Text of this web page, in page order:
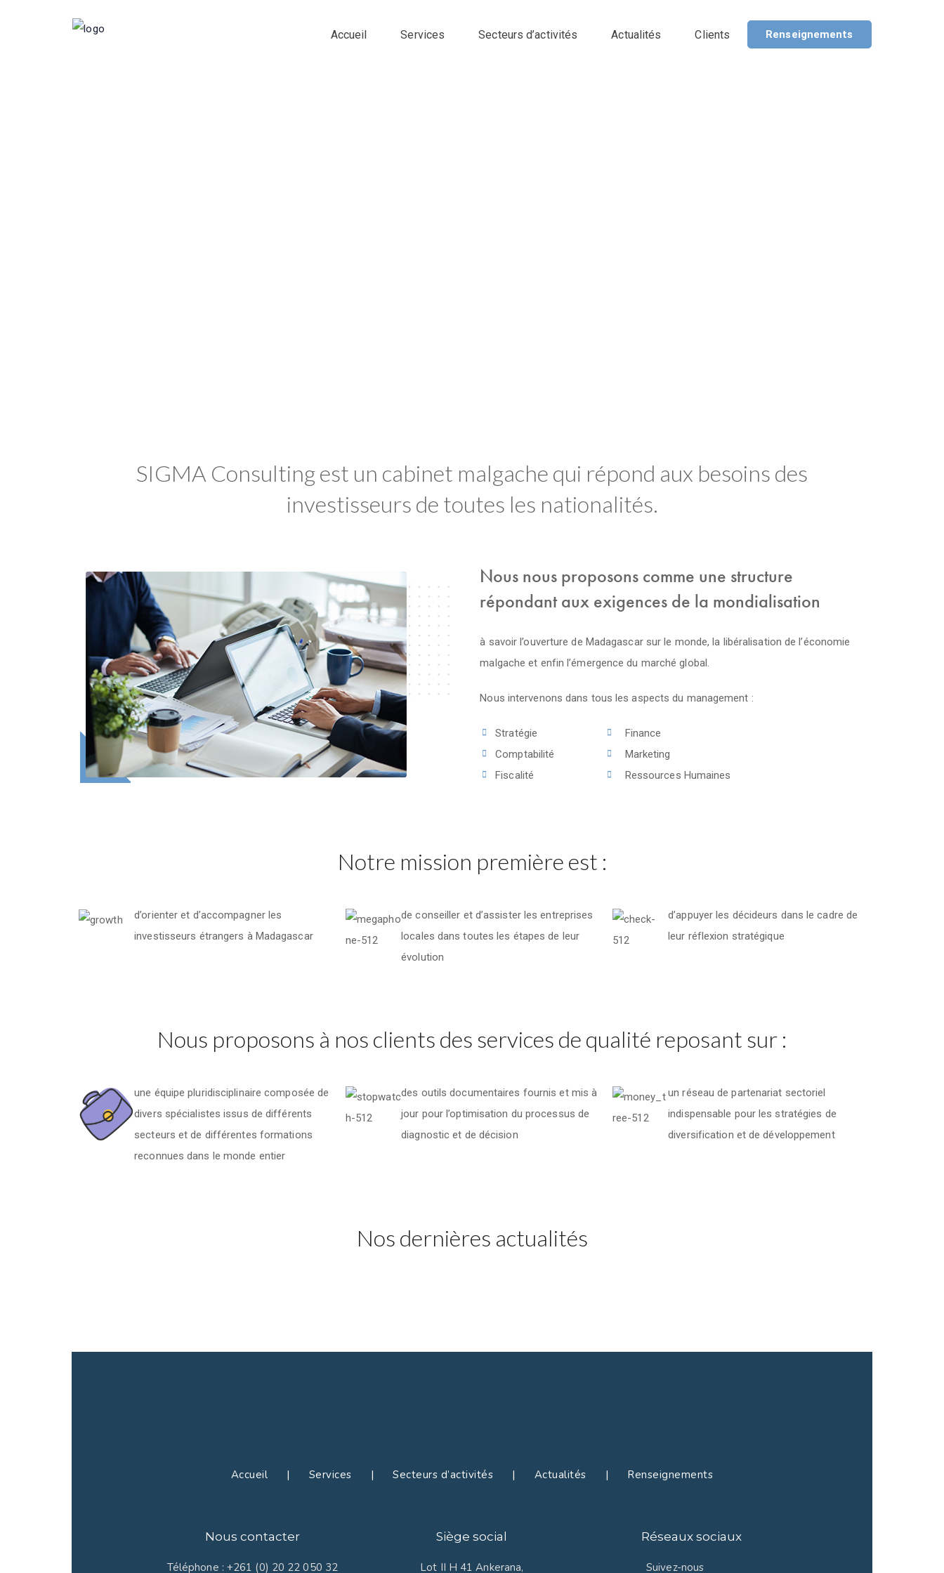
Accueil Services Secteurs d’activités Actualités Clients Renseignements
SIGMA Consulting est un cabinet malgache qui répond aux besoins des
investisseurs de toutes les nationalités.
Nous nous proposons comme une structure
répondant aux exigences de la mondialisation
à savoir l’ouverture de Madagascar sur le monde, la libéralisation de l’économie
malgache et enfin l’émergence du marché global.
Nous intervenons dans tous les aspects du management :
Stratégie
Finance
Comptabilité
Marketing
Fiscalité
Ressources Humaines
Notre mission première est :
d’orienter et d’accompagner les
investisseurs étrangers à Madagascar
de conseiller et d’assister les entreprises
locales dans toutes les étapes de leur
évolution
d’appuyer les décideurs dans le cadre de
leur réflexion stratégique
Nous proposons à nos clients des services de qualité reposant sur :
une équipe pluridisciplinaire composée de
divers spécialistes issus de différents
secteurs et de différentes formations
reconnues dans le monde entier
des outils documentaires fournis et mis à
jour pour l’optimisation du processus de
diagnostic et de décision
un réseau de partenariat sectoriel
indispensable pour les stratégies de
diversification et de développement
Nos dernières actualités
Accueil | Services | Secteurs d’activités | Actualités | Renseignements
Nous contacter
Téléphone : +261 (0) 20 22 050 32
Siège social
Lot II H 41 Ankerana,
Réseaux sociaux
Suivez-nous